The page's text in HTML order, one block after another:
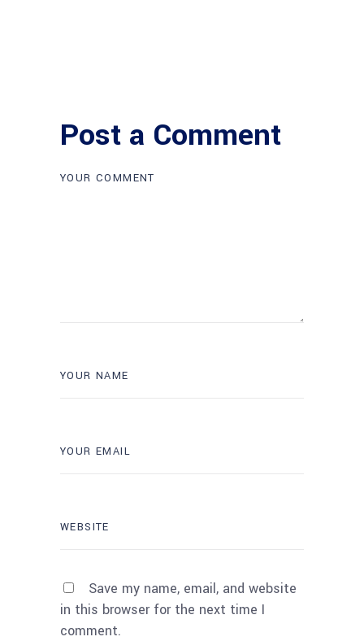
Post a Comment
Save my name, email, and website
in this browser for the next time I
comment.